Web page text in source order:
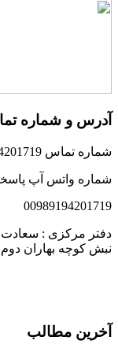
و شماره
تماس 09194201719
واتس آپ
مرکزی : سعادت
کوچه بهاران دوم
مطالب